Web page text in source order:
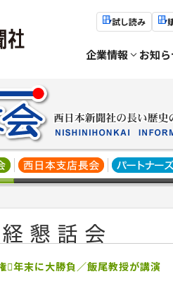
試し読み
企業情報 お知
年末に大勝負／飯尾教授が講演